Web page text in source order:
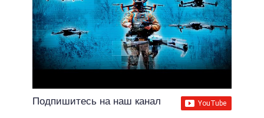
Подпишитесь на наш канал